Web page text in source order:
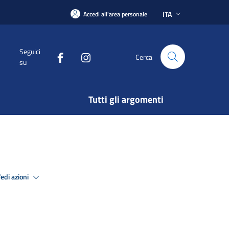
Accedi all'area personale ITA
Seguici
su
Cerca
Tutti gli argomenti
azioni